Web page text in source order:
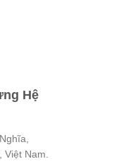
Hệ
Nam.